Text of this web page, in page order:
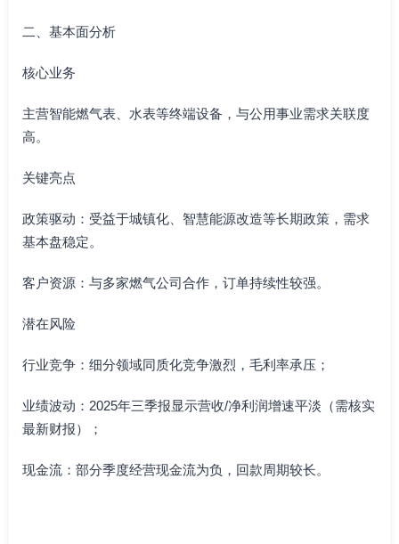
二、基本面分析
核心业务
主营智能燃气表、水表等终端设备，与公用事业需求关联度
高。
关键亮点
政策驱动：受益于城镇化、智慧能源改造等长期政策，需求
基本盘稳定。
客户资源：与多家燃气公司合作，订单持续性较强。
潜在风险
行业竞争：细分领域同质化竞争激烈，毛利率承压；
业绩波动：2025年三季报显示营收/净利润增速平淡（需核实
最新财报）；
现金流：部分季度经营现金流为负，回款周期较长。